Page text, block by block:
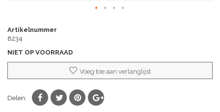
naar
het
van
de
gallerij
Artikelnummer
8234
NIET OP VOORRAAD
Voeg toe aan verlanglijst
Delen: